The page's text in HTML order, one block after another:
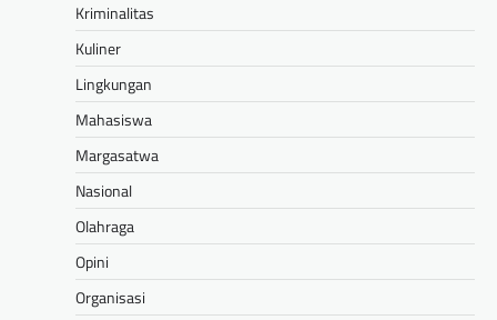
Kriminalitas
Kuliner
Lingkungan
Mahasiswa
Margasatwa
Nasional
Olahraga
Opini
Organisasi